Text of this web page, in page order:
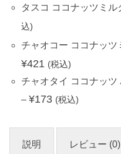
タスコ ココナッツミル
込)
チャオコー ココナッツ
¥421 (税込)
チャオタイ ココナッツ
– ¥173 (税込)
説明 レビュー (0)